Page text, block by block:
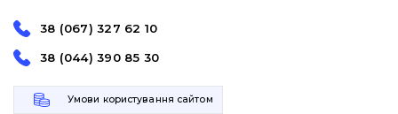
38 (067) 327 62 10
38 (044) 390 85 30
Умови користування сайтом